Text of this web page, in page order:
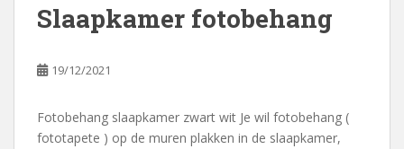
Slaapkamer fotobehang
19/12/2021
Fotobehang slaapkamer zwart wit Je wil fotobehang (
fototapete ) op de muren plakken in de slaapkamer,